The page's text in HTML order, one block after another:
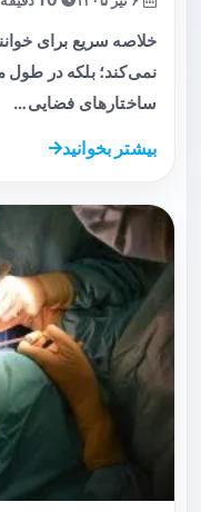
خلاصه سریع برای
نمی‌کند؛ بلکه در
ساختارهای فضایی…
بیشتر بخوانید